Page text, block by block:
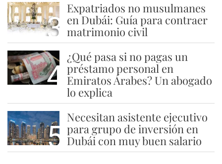
3
Expatriados no musulmanes
en Dubái: Guía para contraer
matrimonio civil
4
¿Qué pasa si no pagas un
préstamo personal en
Emiratos Árabes? Un abogado
lo explica
5
Necesitan asistente ejecutivo
para grupo de inversión en
Dubái con muy buen salario